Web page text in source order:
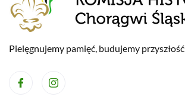
Pielęgnujemy pamięć, budujemy przyszłość